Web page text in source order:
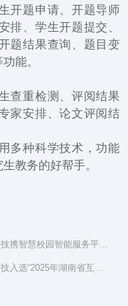
开题申请、开题导师
排、学生开题提交、
题结果查询、题目变
能。
查重检测、评阅结果
家安排、论文评阅结
多种科学技术，功能
教务的好帮手。
强智科技携智慧校园智能服务平台亮相湖南省教育信息化工作研讨会
强智科技入选“2025年湖南省互联网综合实力前三十家企业”